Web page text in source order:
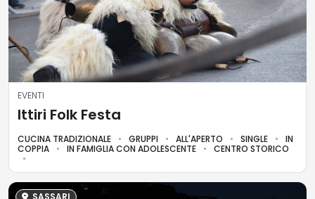
EVENTI
Ittiri Folk Festa
CUCINA TRADIZIONALE GRUPPI ALL'APERTO SINGLE
IN
COPPIA
IN FAMIGLIA CON ADOLESCENTE CENTRO STORICO
SASSARI